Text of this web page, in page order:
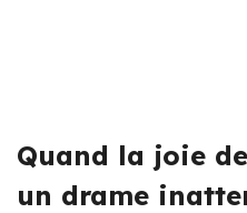
Quand la joie
un drame